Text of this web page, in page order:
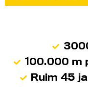
100.000 m
Ruim 45